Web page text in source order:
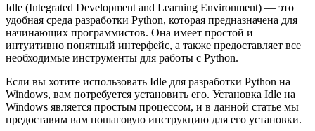
Idle (Integrated Development and Learning Environment) — это
удобная среда разработки Python, которая предназначена для
начинающих программистов. Она имеет простой и
интуитивно понятный интерфейс, а также предоставляет все
необходимые инструменты для работы с Python.
Если вы хотите использовать Idle для разработки Python на
Windows, вам потребуется установить его. Установка Idle на
Windows является простым процессом, и в данной статье мы
предоставим вам пошаговую инструкцию для его установки.